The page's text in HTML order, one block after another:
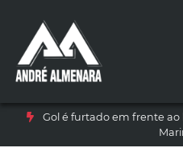
Gol é furtado em frente